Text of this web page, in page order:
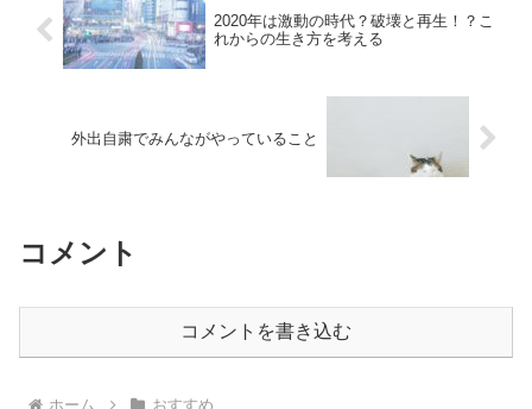
2020年は激動の時代？破壊と再生！？こ
れからの生き方を考える
外出自粛でみんながやっていること
コメント
コメントを書き込む
ホーム おすすめ